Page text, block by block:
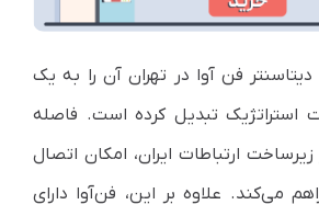
فن آوا در تهران آن را به یک
استراتژیک تبدیل کرده است. فاصله
زیرساخت ارتباطات ایران، امکان اتصال
می‌کند. علاوه بر این، فن‌آوا دارای